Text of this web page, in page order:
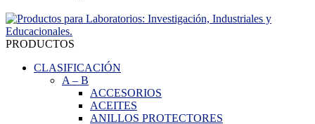
PRODUCTOS
CLASIFICACIÓN
A – B
ACCESORIOS
ACEITES
ANILLOS PROTECTORES